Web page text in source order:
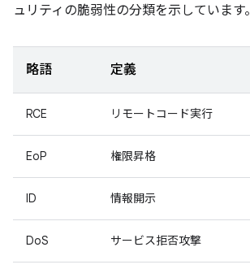
ュリティの脆弱性の分類を示しています。
略語 定義
RCE リモートコード実行
EoP 権限昇格
ID 情報開示
DoS サービス拒否攻撃